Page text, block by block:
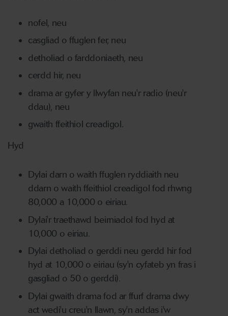
nofel, neu
casgliad o ffuglen fer, neu
detholiad o farddoniaeth, neu
cerdd hir, neu
drama ar gyfer y llwyfan neu'r radio (neu'r
ddau), neu
gwaith ffeithiol creadigol.
Hyd
Dylai darn o waith ffuglen ryddiaith neu
ddarn o waith ffeithiol creadigol fod rhwng
80,000 a 10,000 o eiriau.
Dylai'r traethawd beirniadol fod hyd at
10,000 o eiriau.
Dylai detholiad o gerddi neu gerdd hir fod
hyd at 10,000 o eiriau (sy'n cyfateb yn fras i
gasgliad o 50 o gerddi).
Dylai gwaith drama fod ar ffurf drama dwy
act wedi'u creu'n llawn, sy'n addas i'w